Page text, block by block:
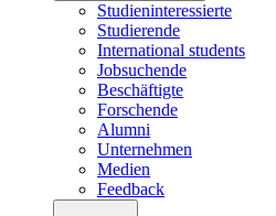
Studieninteressierte
Studierende
International students
Jobsuchende
Beschäftigte
Forschende
Alumni
Unternehmen
Medien
Feedback